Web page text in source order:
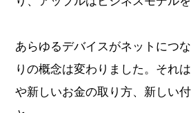
あらゆるデバイスがネットにつ
りの概念は変わりました。それ
や新しいお金の取り方、新しい